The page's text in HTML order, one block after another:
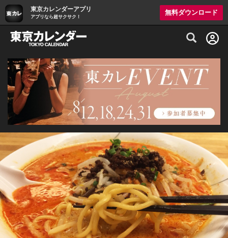
東京カレンダーアプリ
アプリなら超サクサク！
無料ダウンロード
グルメ情報・プレミアムレストラン予約